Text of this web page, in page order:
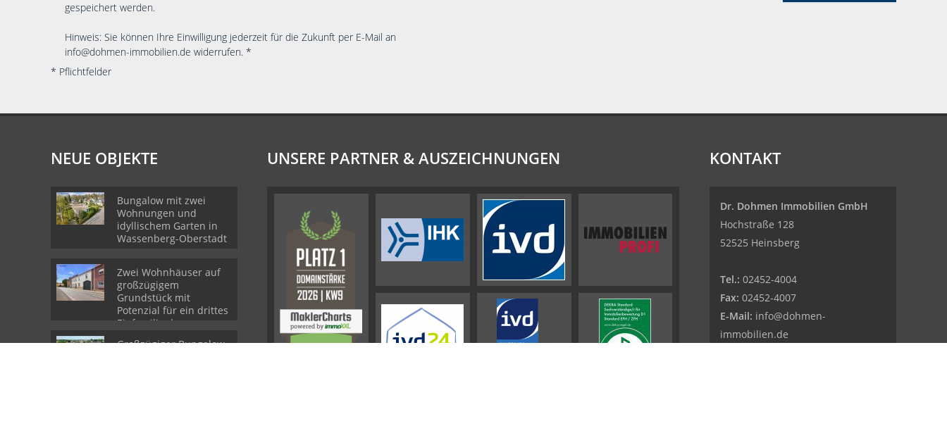
gespeichert werden.
Hinweis: Sie können Ihre Einwilligung jederzeit für die Zukunft per E-Mail an
info@dohmen-immobilien.de widerrufen. *
* Pflichtfelder
NEUE OBJEKTE
Bungalow mit zwei
Wohnungen und
idyllischem Garten in
Wassenberg-Oberstadt
Zwei Wohnhäuser auf
großzügigem
Grundstück mit
Potenzial für ein drittes
Einfamilienhaus
Großzügiger Bungalow
UNSERE PARTNER & AUSZEICHNUNGEN KONTAKT
Dr. Dohmen Immobilien GmbH
Hochstraße 128
52525 Heinsberg
Tel.: 02452-4004
Fax: 02452-4007
E-Mail: info@dohmen-
immobilien.de